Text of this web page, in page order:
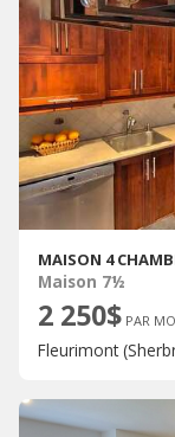
MAISON 4
Maison 7½
2 250$ PAR
Fleurimont